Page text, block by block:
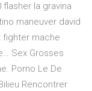
la gravina
maneuver david
mache
Sex Grosses
Porno Le De
Rencontrer